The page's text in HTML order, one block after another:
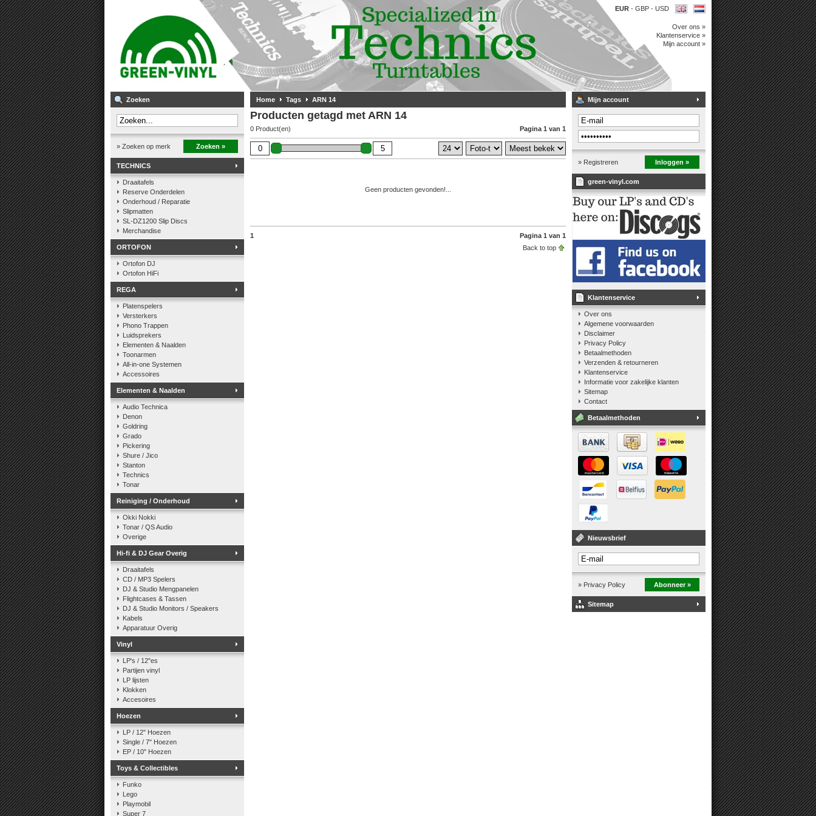
EUR - GBP - USD
Over ons »
Klantenservice »
Mijn account »
Zoeken
» Zoeken op merk Zoeken »
TECHNICS
Draaitafels
Reserve Onderdelen
Onderhoud / Reparatie
Slipmatten
SL-DZ1200 Slip Discs
Merchandise
ORTOFON
Ortofon DJ
Ortofon HiFi
REGA
Platenspelers
Versterkers
Phono Trappen
Luidsprekers
Elementen & Naalden
Toonarmen
All-in-one Systemen
Accessoires
Elementen & Naalden
Audio Technica
Denon
Goldring
Grado
Pickering
Shure / Jico
Stanton
Technics
Tonar
Reiniging / Onderhoud
Okki Nokki
Tonar / QS Audio
Overige
Hi-fi & DJ Gear Overig
Draaitafels
CD / MP3 Spelers
DJ & Studio Mengpanelen
Flightcases & Tassen
DJ & Studio Monitors / Speakers
Kabels
Apparatuur Overig
Vinyl
LP's / 12"es
Partijen vinyl
LP lijsten
Klokken
Accesoires
Hoezen
LP / 12" Hoezen
Single / 7" Hoezen
EP / 10" Hoezen
Toys & Collectibles
Funko
Lego
Playmobil
Super 7
Home Tags ARN 14
Producten getagd met ARN 14
0 Product(en) Pagina 1 van 1
Geen producten gevonden!...
1
Pagina 1 van 1
Back to top
Mijn account
» Registreren Inloggen »
green-vinyl.com
Klantenservice
Over ons
Algemene voorwaarden
Disclaimer
Privacy Policy
Betaalmethoden
Verzenden & retourneren
Klantenservice
Informatie voor zakelijke klanten
Sitemap
Contact
Betaalmethoden
Nieuwsbrief
» Privacy Policy Abonneer »
Sitemap